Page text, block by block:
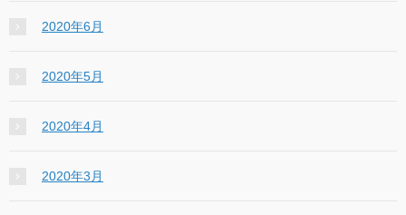
2020年6月
2020年5月
2020年4月
2020年3月